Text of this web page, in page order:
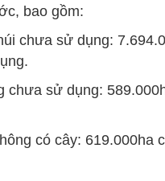
bao gồm:
chưa sử dụng:
chưa sử dụng:
có cây: 619.000ha